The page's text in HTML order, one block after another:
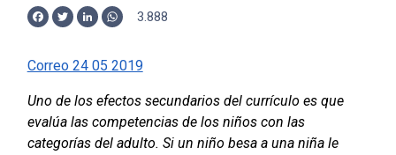
Facebook
TwitterLinkedInWhatsApp
3.888
Correo 24 05 2019
Uno de los efectos secundarios del currículo es que
evalúa las competencias de los niños con las
categorías del adulto. Si un niño besa a una niña le